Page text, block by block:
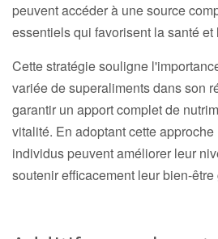
peuvent accéder à une source
essentiels qui favorisent la santé
Cette stratégie souligne
variée de superaliments dans son
garantir un apport complet de
vitalité. En adoptant cette
individus peuvent améliorer leur
soutenir efficacement leur bien-être